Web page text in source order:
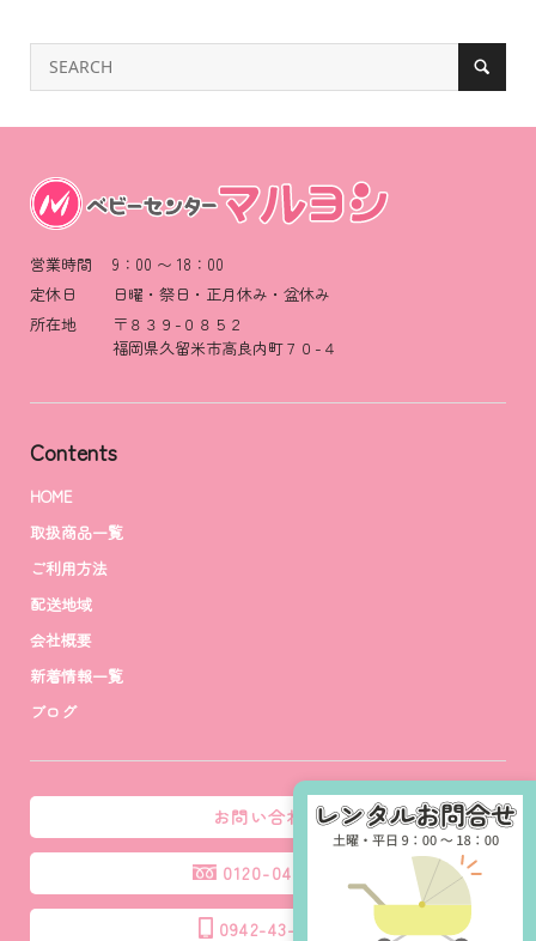
営業時間 9：00 〜 18：00
定休日 日曜・祭日・正月休み・盆休み
所在地 〒８３９-０８５２
福岡県久留米市高良内町７０-４
Contents
HOME
取扱商品一覧
ご利用方法
配送地域
会社概要
新着情報一覧
ブログ
お問い合わせ
0120-04-3988
0942-43-0035